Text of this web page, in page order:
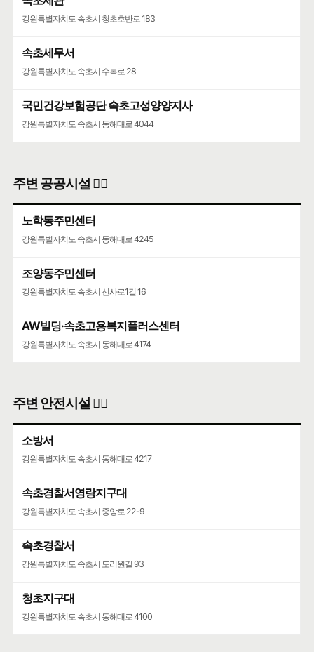
강원특별자치도 속초시 청초호반로 183
속초세무서
강원특별자치도 속초시 수복로 28
국민건강보험공단 속초고성양양지사
강원특별자치도 속초시 동해대로 4044
주변 공공시설 👨‍✈️
노학동주민센터
강원특별자치도 속초시 동해대로 4245
조양동주민센터
강원특별자치도 속초시 선사로1길 16
AW빌딩·속초고용복지플러스센터
강원특별자치도 속초시 동해대로 4174
주변 안전시설 👮‍♀️
소방서
강원특별자치도 속초시 동해대로 4217
속초경찰서영랑지구대
강원특별자치도 속초시 중앙로 22-9
속초경찰서
강원특별자치도 속초시 도리원길 93
청초지구대
강원특별자치도 속초시 동해대로 4100